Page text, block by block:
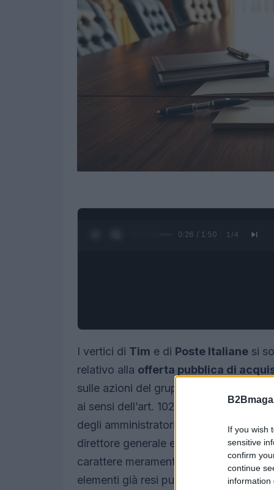
If you wish
sensitive
confirm
continue
information
0:27 / 1:50 1 /4
I vertici di Tim e di Poste Italiane si
relativo alla offerta pubblica di
sulle azioni del gruppo tlc, comunicata
ai sensi dell’art. 102 del D.Lgs. 24
degli amministratori e dei sindaci di Tim
direttore generale e al Chief financial
carattere meramente informativo e
elementi già resi pubblici.